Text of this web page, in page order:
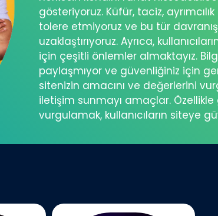
gösteriyoruz. Küfür, taciz,
tolere etmiyoruz ve bu tür
uzaklaştırıyoruz. Ayrıca,
için çeşitli önlemler almaktayız.
paylaşmıyor ve güvenliğiniz için
sitenizin amacını ve değerlerini
iletişim sunmayı amaçlar. Özellikle
vurgulamak, kullanıcıların siteye